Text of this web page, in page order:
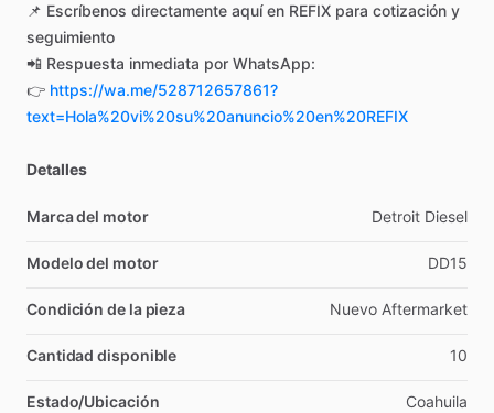
📌 Escríbenos directamente aquí en REFIX para cotización y
seguimiento
📲 Respuesta inmediata por WhatsApp:
👉 https://wa.me/528712657861?
text=Hola%20vi%20su%20anuncio%20en%20REFIX
Detalles
Marca del motor Detroit Diesel
Modelo del motor DD15
Condición de la pieza Nuevo Aftermarket
Cantidad disponible 10
Estado/Ubicación Coahuila